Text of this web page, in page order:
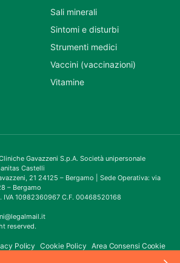
Sali minerali
Sintomi e disturbi
Strumenti medici
Vaccini (vaccinazioni)
Vitamine
Gavazzeni S.p.A. Società unipersonale
Castelli
21 24125 – Bergamo | Sede Operativa: via
– Bergamo
IVA 10982360967 C.F. 00468520168
reserved.
Policy Cookie Policy Area Consensi Cookie